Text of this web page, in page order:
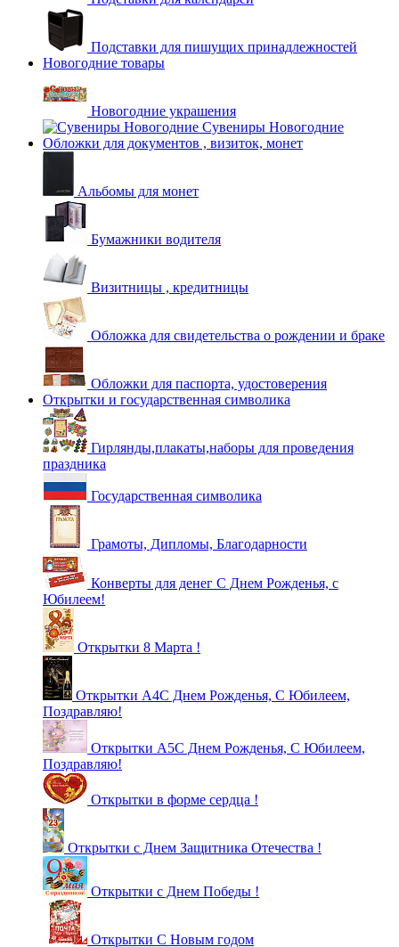
Подставки для пишущих принадлежностей
Новогодние товары
Новогодние украшения
Сувениры Новогодние
Обложки для документов , визиток, монет
Альбомы для монет
Бумажники водителя
Визитницы , кредитницы
Обложка для свидетельства о рождении и браке
Обложки для паспорта, удостоверения
Открытки и государственная символика
Гирлянды,плакаты,наборы для проведения
праздника
Государственная символика
Грамоты, Дипломы, Благодарности
Конверты для денег С Днем Рожденья, с
Юбилеем!
Открытки 8 Марта !
Открытки А4С Днем Рожденья, С Юбилеем,
Поздравляю!
Открытки А5С Днем Рожденья, С Юбилеем,
Поздравляю!
Открытки в форме сердца !
Открытки с Днем Защитника Отечества !
Открытки с Днем Победы !
Открытки С Новым годом